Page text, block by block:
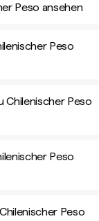
Peso ansehen
Peso
Chilenischer Peso
Peso
Peso